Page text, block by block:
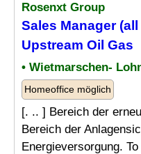
Rosenxt Group
Sales Manager(all
Upstream Oil Gas
• Wietmarschen-
Homeoffice möglich
[. .. ] Bereich der
Bereich der
Energieversorgung.